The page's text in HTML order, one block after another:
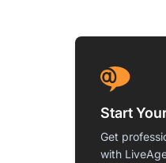
Start
Get
with